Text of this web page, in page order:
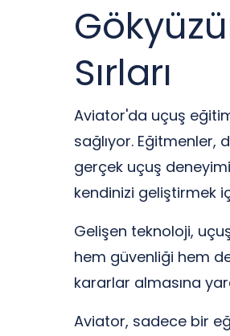
Sırları
Aviator'da uçuş
sağlıyor.
gerçek uçuş
kendinizi geliştirmek
Gelişen teknoloji,
hem güvenliği hem
kararlar almasına
Aviator, sadece bir